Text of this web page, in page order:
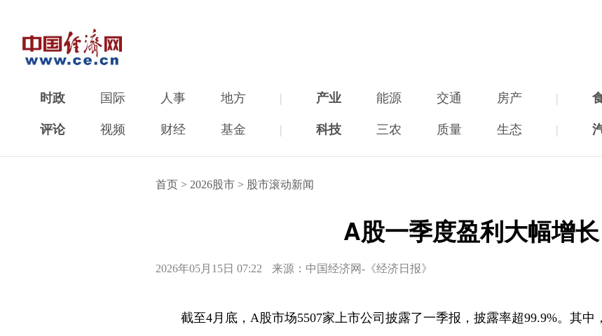
时政 国际 人事 地方 | 产业 能源 交通 房产 |
评论 视频 财经 基金 | 科技 三农 质量 生态 |
首页 > 2026股市 > 股市滚动新闻
A股一季度盈利大幅增长
2026年05月15日 07:22 来源：中国经济网-《经济日报》
截至4月底，A股市场5507家上市公司披露了一季报，披露率超99.9%。其中